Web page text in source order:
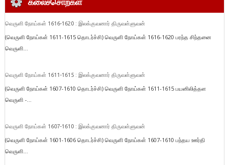
வெருளி நோய்கள் 1616-1620 : இலக்குவனார் திருவள்ளுவன்
(வெருளி நோய்கள் 1611-1615 தொடர்ச்சி) வெருளி நோய்கள் 1616-1620 பரந்த சிந்தனை
வெருளி...
வெருளி நோய்கள் 1611-1615 : இலக்குவனார் திருவள்ளுவன்
(வெருளி நோய்கள் 1607-1610 தொடர்ச்சி) வெருளி நோய்கள் 1611-1615 பயனிலித்தள
வெருளி -...
வெருளி நோய்கள் 1607-1610 : இலக்குவனார் திருவள்ளுவன்
(வெருளி நோய்கள் 1601-1606 தொடர்ச்சி) வெருளி நோய்கள் 1607-1610 பந்தய ஊர்தி
வெருளி...